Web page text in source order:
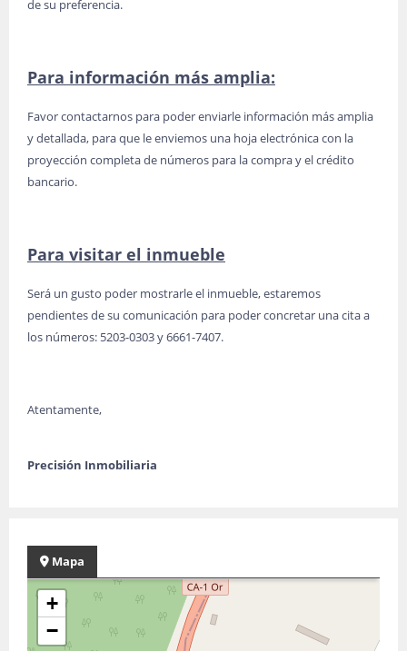
de su preferencia.
Para información más amplia:
Favor contactarnos para poder enviarle información más amplia
y detallada, para que le enviemos una hoja electrónica con la
proyección completa de números para la compra y el crédito
bancario.
Para visitar el inmueble
Será un gusto poder mostrarle el inmueble, estaremos
pendientes de su comunicación para poder concretar una cita a
los números: 5203-0303 y 6661-7407.
Atentamente,
Precisión Inmobiliaria
Mapa
+
−